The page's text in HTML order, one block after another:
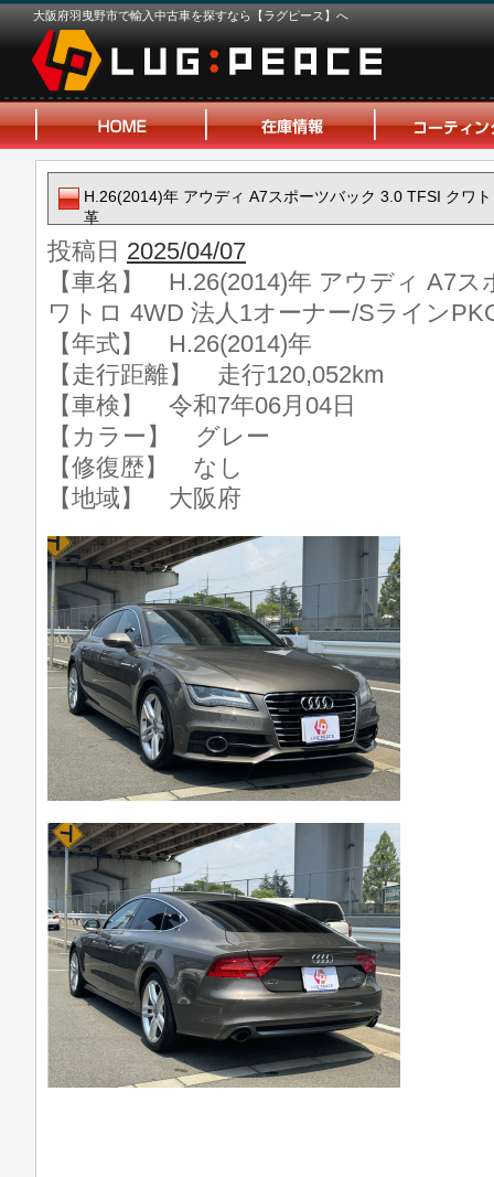
大阪府羽曳野市で輸入中古車を探すなら【ラグピース】へ
H.26(2014)年 アウディ A7スポーツバック 3.0 TFSI クワ
革
投稿日 2025/04/07
【車名】 H.26(2014)年 アウディ A7ス
ワトロ 4WD 法人1オーナー/Sライン
【年式】 H.26(2014)年
【走行距離】 走行120,052km
【車検】 令和7年06月04日
【カラー】 グレー
【修復歴】 なし
【地域】 大阪府